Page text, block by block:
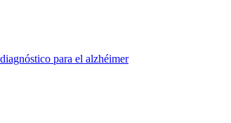
para el alzhéimer